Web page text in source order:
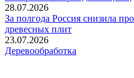
28.07.2026
За полгода Россия снизила
древесных плит
23.07.2026
Деревообработка